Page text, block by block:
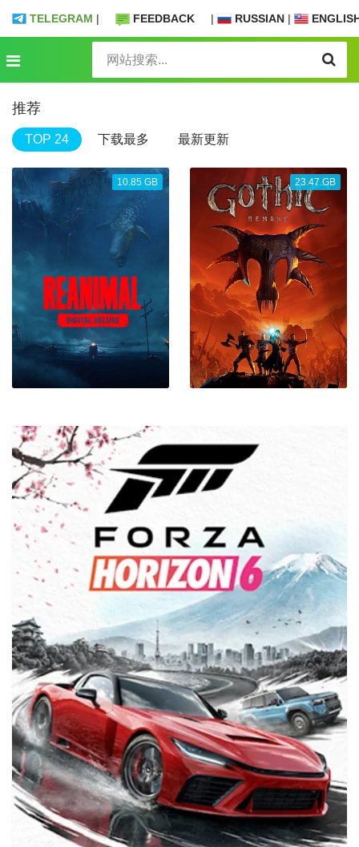
TELEGRAM | FEEDBACK | RUSSIAN |
推荐
TOP 24 下载最多 最新更新
10.85 GB 23.47 GB